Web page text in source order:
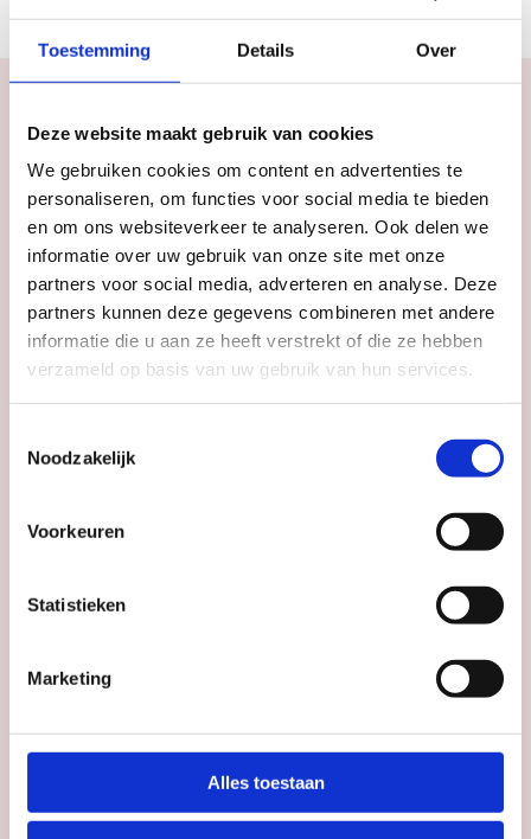
Toestemming Details Over
Deze website maakt gebruik van cookies
We gebruiken cookies om content en advertenties te
personaliseren, om functies voor social media te bieden
en om ons websiteverkeer te analyseren. Ook delen we
informatie over uw gebruik van onze site met onze
partners voor social media, adverteren en analyse. Deze
partners kunnen deze gegevens combineren met andere
informatie die u aan ze heeft verstrekt of die ze hebben
verzameld op basis van uw gebruik van hun services.
Noodzakelijk
Voorkeuren
Statistieken
Marketing
Alles toestaan
Agenda
Meerinspiratiein
Utrecht